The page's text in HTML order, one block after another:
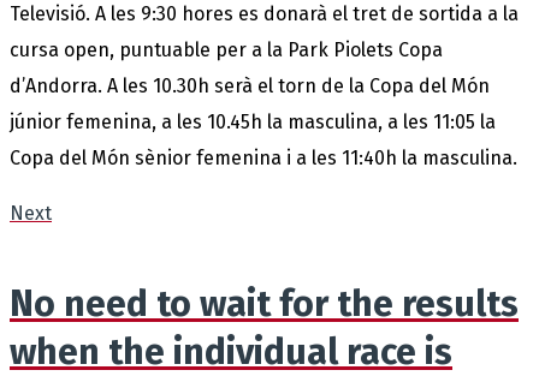
Televisió. A les 9:30 hores es donarà el tret de sortida a la
cursa open, puntuable per a la Park Piolets Copa
d’Andorra. A les 10.30h serà el torn de la Copa del Món
júnior femenina, a les 10.45h la masculina, a les 11:05 la
Copa del Món sènior femenina i a les 11:40h la masculina.
Next
No need to wait for the results
when the individual race is